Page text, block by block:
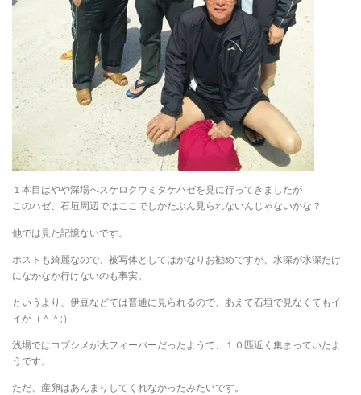
１本目はやや深場へスケロクウミタケハゼを見に行ってきましたが
このハゼ、石垣周辺ではここでしかたぶん見られないんじゃないかな？
他では見た記憶ないです。
ホストも綺麗なので、被写体としてはかなりお勧めですが、水深が水深だけ
になかなか行けないのも事実。
というより、伊豆などでは普通に見られるので、あえて石垣で見なくてもイ
イか（＾＾;）
浅場ではコブシメが大フィーバーだったようで、１０匹近く集まっていたよ
うです。
ただ、産卵はあんまりしてくれなかったみたいです。